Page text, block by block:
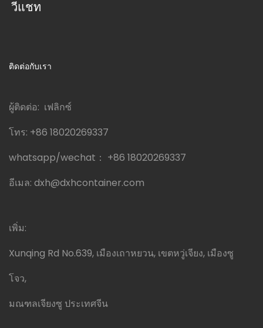
วีแชท
ติดต่อกับเรา
ผู้ติดต่อ: เฟลิกซ์
โทร: +86 18020269337
whatsapp/wechat： +86 18020269337
อีเมล: dxh@dxhcontainer.com
เพิ่ม:
Xunqing Rd No.639, เมืองเถาหยวน, เขตหวู่เจียง, เมืองซู
โจว,
มณฑลเจียงซู ประเทศจีน